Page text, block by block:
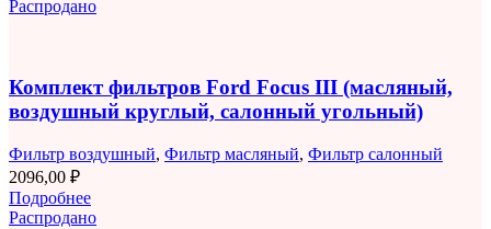
Распродано
Комплект фильтров Ford Focus III (масляный,
воздушный круглый, салонный угольный)
Фильтр воздушный, Фильтр масляный, Фильтр салонный
2096,00 ₽
Подробнее
Распродано